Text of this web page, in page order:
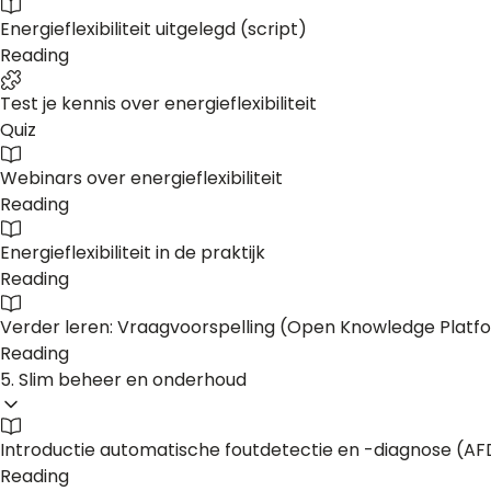
Energieflexibiliteit uitgelegd (script)
Reading
Test je kennis over energieflexibiliteit
Quiz
Webinars over energieflexibiliteit
Reading
Energieflexibiliteit in de praktijk
Reading
Verder leren: Vraagvoorspelling (Open Knowledge
Reading
5. Slim beheer en onderhoud
Introductie automatische foutdetectie en -diagnose
Reading